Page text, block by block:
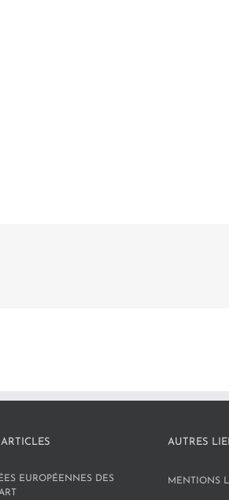
EUROPÉENNES DES
AUTRES
MENTIONS